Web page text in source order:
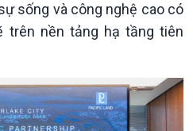
sống và công nghệ cao có
trên nền tảng hạ tầng tiên